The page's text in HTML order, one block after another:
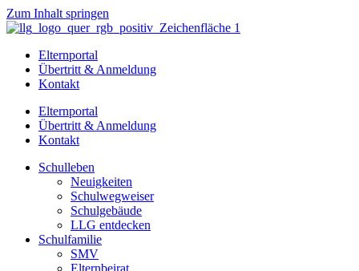
Zum Inhalt springen
Elternportal
Übertritt & Anmeldung
Kontakt
Elternportal
Übertritt & Anmeldung
Kontakt
Schulleben
Neuigkeiten
Schulwegweiser
Schulgebäude
LLG entdecken
Schulfamilie
SMV
Elternbeirat